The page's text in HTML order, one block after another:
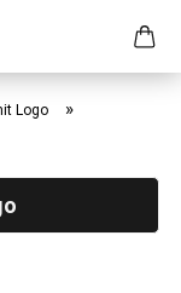
Logo »